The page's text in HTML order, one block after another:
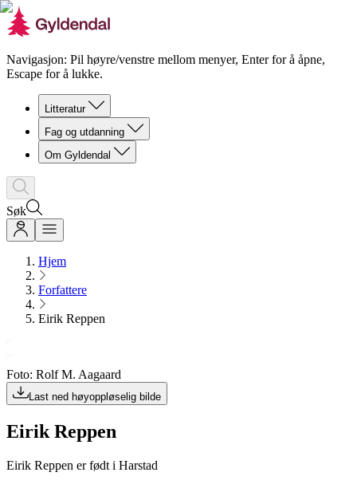
Navigasjon: Pil høyre/venstre mellom menyer, Enter for å åpne,
Escape for å lukke.
Litteratur
Fag og utdanning
Om Gyldendal
Søk
Hjem
Forfattere
Eirik Reppen
Foto: Rolf M. Aagaard
Last ned høyoppløselig bilde
Eirik Reppen
Eirik Reppen er født i Harstad